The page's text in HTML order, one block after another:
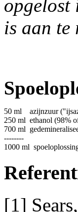
opgelost
is aan te
50 ml
azijnzuur
250 ml ethanol (98%
700 ml
--------
1000 ml
[1]